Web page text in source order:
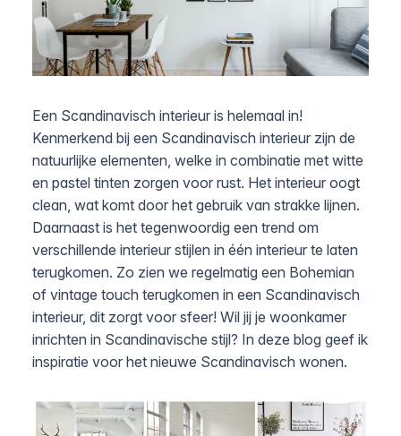
Een Scandinavisch interieur is helemaal in!
Kenmerkend bij een Scandinavisch interieur zijn de
natuurlijke elementen, welke in combinatie met witte
en pastel tinten zorgen voor rust. Het interieur oogt
clean, wat komt door het gebruik van strakke lijnen.
Daarnaast is het tegenwoordig een trend om
verschillende interieur stijlen in één interieur te laten
terugkomen. Zo zien we regelmatig een Bohemian
of vintage touch terugkomen in een Scandinavisch
interieur, dit zorgt voor sfeer! Wil jij je woonkamer
inrichten in Scandinavische stijl? In deze blog geef ik
inspiratie voor het nieuwe Scandinavisch wonen.